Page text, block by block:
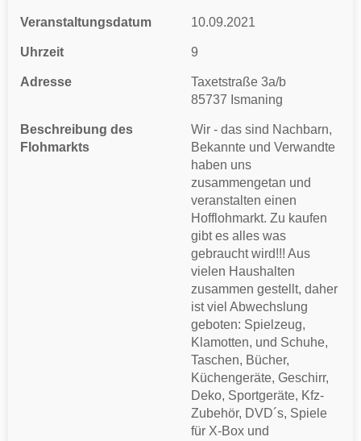
Veranstaltungsdatum 10.09.2021
Uhrzeit 9
Adresse
Taxetstraße 3a/b
85737 Ismaning
Beschreibung des
Flohmarkts
Wir - das sind Nachbarn,
Bekannte und Verwandte
haben uns
zusammengetan und
veranstalten einen
Hofflohmarkt. Zu kaufen
gibt es alles was
gebraucht wird!!! Aus
vielen Haushalten
zusammen gestellt, daher
ist viel Abwechslung
geboten: Spielzeug,
Klamotten, und Schuhe,
Taschen, Bücher,
Küchengeräte, Geschirr,
Deko, Sportgeräte, Kfz-
Zubehör, DVD´s, Spiele
für X-Box und